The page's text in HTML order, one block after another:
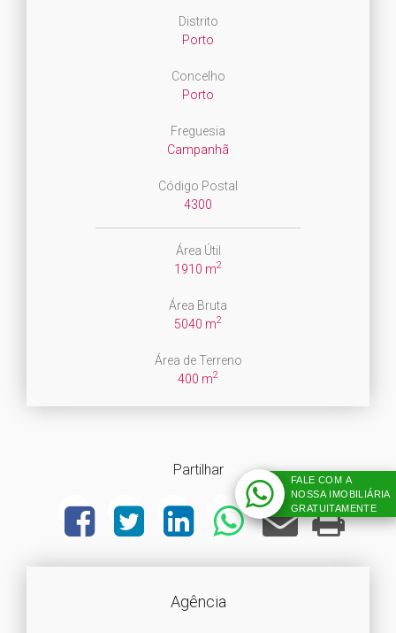
Distrito
Porto
Concelho
Porto
Freguesia
Campanhã
Código Postal
4300
Área Útil
1910 m2
Área Bruta
5040 m2
Área de Terreno
400 m2
Partilhar
Agência
FALE COM A
NOSSA IMOBILIÁRIA
GRATUITAMENTE